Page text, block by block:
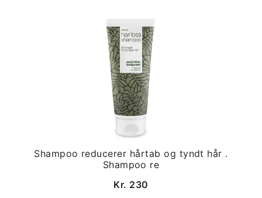
Shampoo reducerer hårtab og tyndt hår .
Shampoo re
Kr. 230